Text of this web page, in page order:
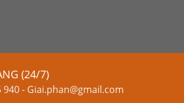
(24/7)
940- Giai.phan@gmail.com